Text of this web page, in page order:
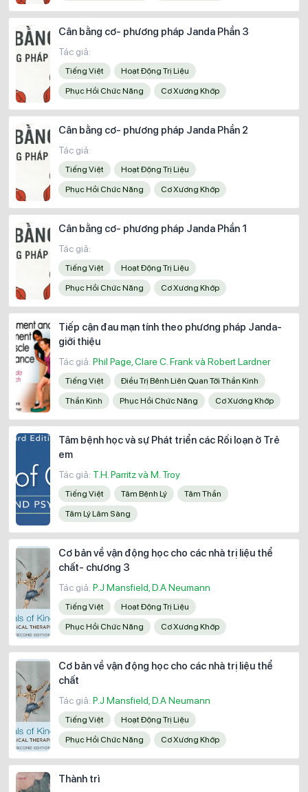
Cân bằng cơ- phương pháp Janda Phần 3
Tác giả:
Tiếng Việt Hoạt Động Trị Liệu
Phục Hồi Chức Năng Cơ Xương Khớp
Cân bằng cơ- phương pháp Janda Phần 2
Tác giả:
Tiếng Việt Hoạt Động Trị Liệu
Phục Hồi Chức Năng Cơ Xương Khớp
Cân bằng cơ- phương pháp Janda Phần 1
Tác giả:
Tiếng Việt Hoạt Động Trị Liệu
Phục Hồi Chức Năng Cơ Xương Khớp
Tiếp cận đau mạn tính theo phương pháp Janda-
giới thiệu
Tác giả: Phil Page, Clare C. Frank và Robert Lardner
Tiếng Việt Điều Trị Bênh Liên Quan Tới Thần Kinh
Thần Kinh Phục Hồi Chức Năng Cơ Xương Khớp
Tâm bệnh học và sự Phát triển các Rối loạn ở Trẻ
em
Tác giả: T.H. Parritz và M. Troy
Tiếng Việt Tâm Bệnh Lý Tâm Thần
Tâm Lý Lâm Sàng
Cơ bản về vận động học cho các nhà trị liệu thể
chất- chương 3
Tác giả: P.J Mansfield, D.A Neumann
Tiếng Việt Hoạt Động Trị Liệu
Phục Hồi Chức Năng Cơ Xương Khớp
Cơ bản về vận động học cho các nhà trị liệu thể
chất
Tác giả: P.J Mansfield, D.A Neumann
Tiếng Việt Hoạt Động Trị Liệu
Phục Hồi Chức Năng Cơ Xương Khớp
Thành trì